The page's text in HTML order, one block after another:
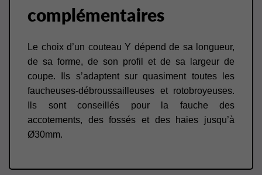
complémentaires
Le choix d’un couteau Y dépend de sa longueur,
de sa forme, de son profil et de sa largeur de
coupe. Ils s’adaptent sur quasiment toutes les
faucheuses-débroussailleuses et rotobroyeuses.
Ils sont conseillés pour la fauche des
accotements, des fossés et des haies jusqu’à
Ø30mm.